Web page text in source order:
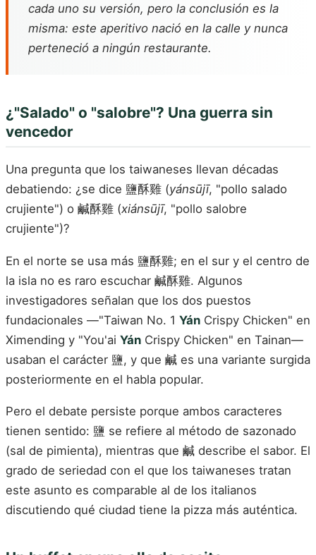
cada uno su versión, pero la conclusión es la
misma: este aperitivo nació en la calle y nunca
perteneció a ningún restaurante.
¿"Salado" o "salobre"? Una guerra sin
vencedor
Una pregunta que los taiwaneses llevan décadas
debatiendo: ¿se dice 鹽酥雞 (yánsūjī, "pollo salado
crujiente") o 鹹酥雞 (xiánsūjī, "pollo salobre
crujiente")?
En el norte se usa más 鹽酥雞; en el sur y el centro de
la isla no es raro escuchar 鹹酥雞. Algunos
investigadores señalan que los dos puestos
fundacionales —"Taiwan No. 1 Yán Crispy Chicken" en
Ximending y "You'ai Yán Crispy Chicken" en Tainan—
usaban el carácter 鹽, y que 鹹 es una variante surgida
posteriormente en el habla popular.
Pero el debate persiste porque ambos caracteres
tienen sentido: 鹽 se refiere al método de sazonado
(sal de pimienta), mientras que 鹹 describe el sabor. El
grado de seriedad con el que los taiwaneses tratan
este asunto es comparable al de los italianos
discutiendo qué ciudad tiene la pizza más auténtica.